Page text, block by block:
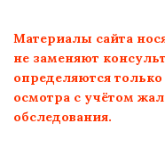
Материалы сайта
не заменяют
определяются
осмотра с учётом
обследования.